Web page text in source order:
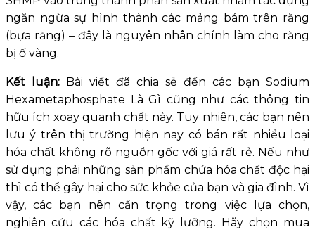
ngăn ngừa sự hình thành các mảng bám trên răng
(bựa răng) – đây là nguyên nhân chính làm cho răng
bị ố vàng.
Kết luận: Bài viết đã chia sẻ đến các bạn Sodium
Hexametaphosphate Là Gì cũng như các thông tin
hữu ích xoay quanh chất này. Tuy nhiên, các bạn nên
lưu ý trên thị trường hiện nay có bán rất nhiều loại
hóa chất không rõ nguồn gốc với giá rất rẻ. Nếu như
sử dụng phải những sản phẩm chứa hóa chất độc hại
thì có thể gây hại cho sức khỏe của bạn và gia đình. Vì
vậy, các bạn nên cẩn trọng trong việc lựa chọn,
nghiên cứu các hóa chất kỹ lưỡng. Hãy chọn mua